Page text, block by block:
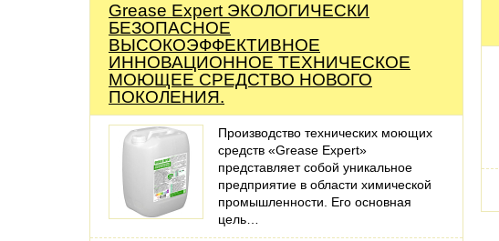
Grease Expert ЭКОЛОГИЧЕСКИ
БЕЗОПАСНОЕ
ВЫСОКОЭФФЕКТИВНОЕ
ИННОВАЦИОННОЕ ТЕХНИЧЕСКОЕ
МОЮЩЕЕ СРЕДСТВО НОВОГО
ПОКОЛЕНИЯ.
Производство технических моющих
средств «Grease Expert»
представляет собой уникальное
предприятие в области химической
промышленности. Его основная
цель…